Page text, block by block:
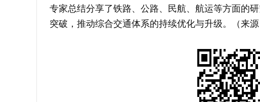
专家总结分享了铁路、公路、民航、航运等方面的
突破，推动综合交通体系的持续优化与升级。（来